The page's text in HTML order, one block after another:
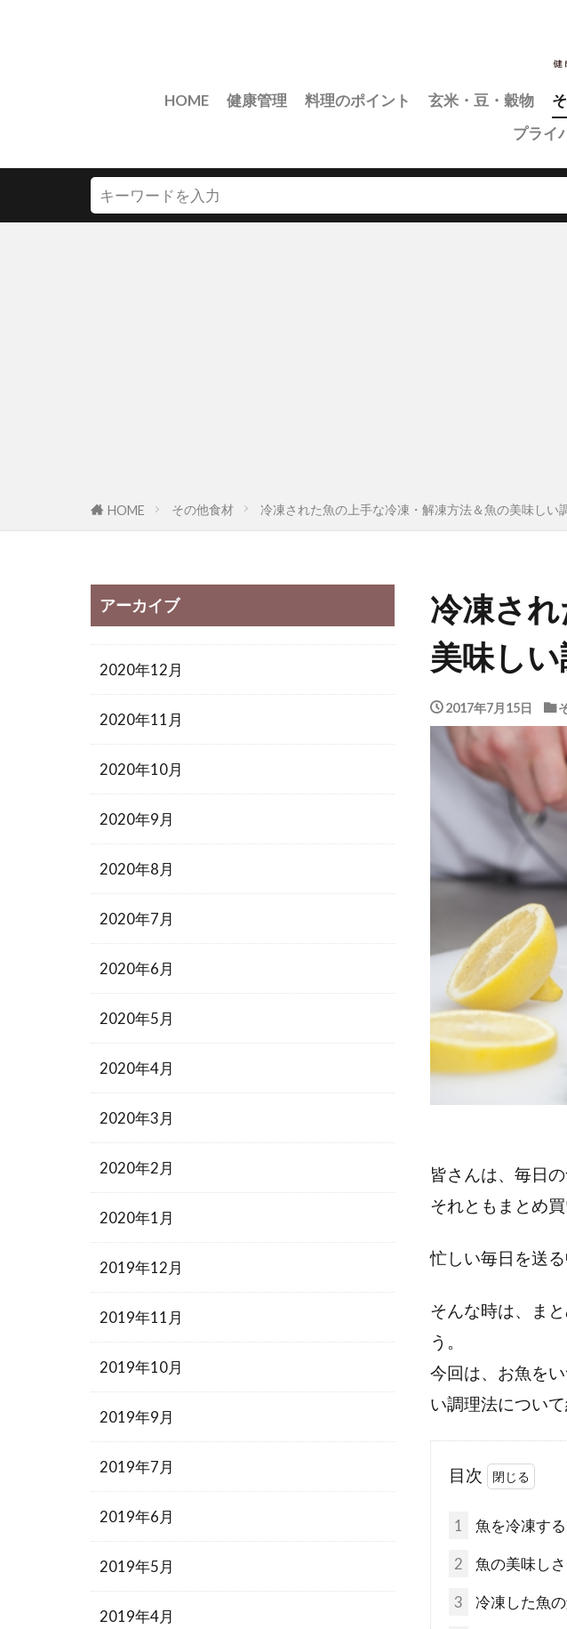
HOME 健康管理 料理のポイント 玄米・豆・穀物
プライ
HOME その他食材 冷凍された魚の上手な冷凍・解凍方法＆魚の美味しい
冷凍さ
美味しい
2017年7月15日
皆さんは、毎日
それともまとめ
忙しい毎日を送
そんな時は、ま
う。
今回は、お魚を
い調理法について
目次
1 魚を冷凍す
2 魚の美味し
3 冷凍した魚
アーカイブ
2020年12月
2020年11月
2020年10月
2020年9月
2020年8月
2020年7月
2020年6月
2020年5月
2020年4月
2020年3月
2020年2月
2020年1月
2019年12月
2019年11月
2019年10月
2019年9月
2019年7月
2019年6月
2019年5月
2019年4月